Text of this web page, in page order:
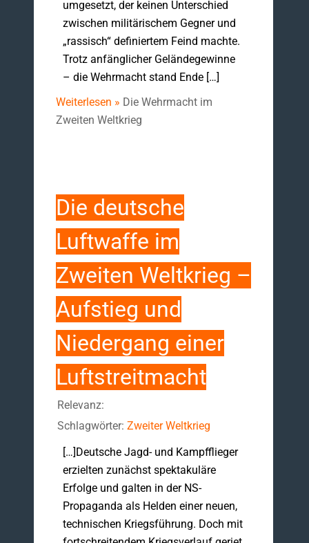
umgesetzt, der keinen Unterschied
zwischen militärischem Gegner und
„rassisch“ definiertem Feind machte.
Trotz anfänglicher Geländegewinne
– die Wehrmacht stand Ende […]
Weiterlesen » Die Wehrmacht im
Zweiten Weltkrieg
Die deutsche
Luftwaffe im
Zweiten Weltkrieg –
Aufstieg und
Niedergang einer
Luftstreitmacht
Relevanz:
Schlagwörter: Zweiter Weltkrieg
[…]Deutsche Jagd- und Kampfflieger
erzielten zunächst spektakuläre
Erfolge und galten in der NS-
Propaganda als Helden einer neuen,
technischen Kriegsführung. Doch mit